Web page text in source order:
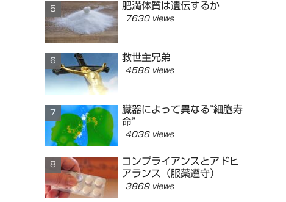
肥満体質は遺伝するか
7630 views
救世主兄弟
4586 views
臓器によって異なる”細胞寿
命”
4036 views
コンプライアンスとアドヒ
アランス（服薬遵守）
3869 views